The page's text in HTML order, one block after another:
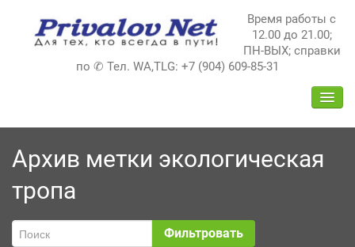
содержимому
Время работы с
12.00 до 21.00;
ПН-ВЫХ; справки
по ✆ Тел. WA,TLG: +7 (904) 609-85-31
Архив метки экологическая
тропа
Фильтровать